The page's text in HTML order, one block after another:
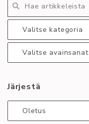
Valitse kategoria
Valitse avainsanat
Järjestä
Oletus